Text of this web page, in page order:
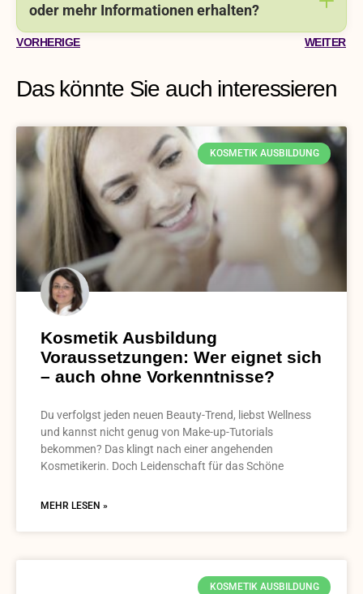
oder mehr Informationen erhalten?
VORHERIGE WEITER
Das könnte Sie auch interessieren
KOSMETIK AUSBILDUNG
Kosmetik Ausbildung
Voraussetzungen: Wer eignet sich
– auch ohne Vorkenntnisse?
Du verfolgst jeden neuen Beauty-Trend, liebst Wellness
und kannst nicht genug von Make-up-Tutorials
bekommen? Das klingt nach einer angehenden
Kosmetikerin. Doch Leidenschaft für das Schöne
MEHR LESEN »
KOSMETIK AUSBILDUNG